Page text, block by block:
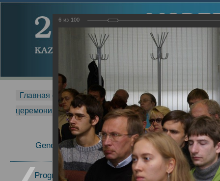
Главная страница - MDMR - 2014 -
церемонии вручения премии Zavoisky Award - 2008 г.
General Information
Program Committee
Report
2008 г.
6 из 100